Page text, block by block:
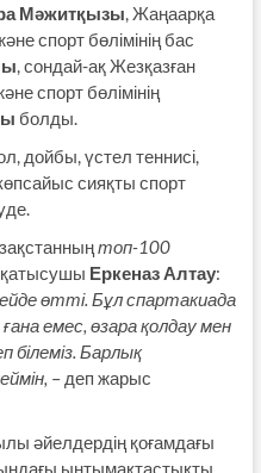
Мәжитқызы, Жаңаарқа
спорт бөлімінің бас
, сондай-ақ Жезқазған
спорт бөлімінің
болды.
дойбы, үстел теннисі,
сияқты спорт
топ-100
қатысушы Еркеназ Алтау:
өтті. Бұл спартакиада
емес, өзара қолдау мен
білеміз. Барлық
– деп жарыс
әйелдердің қоғамдағы
ынтымақтастықты